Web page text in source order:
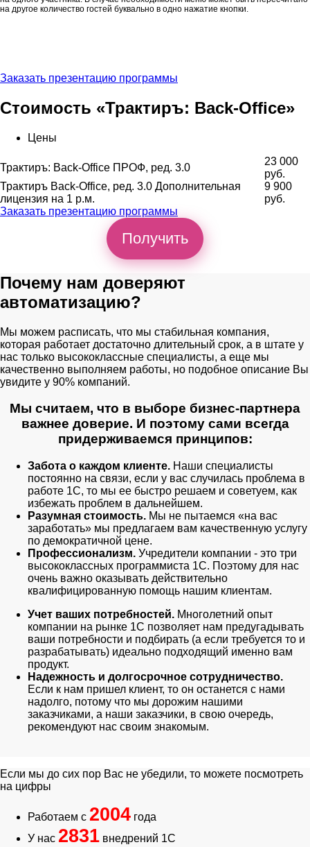
на другое количество гостей буквально в одно нажатие кнопки.
Заказать презентацию программы
Стоимость «Трактиръ: Back-Office»
Цены
Трактиръ: Back-Office ПРОФ, ред. 3.0
23 000
руб.
Трактиръ Back-Office, ред. 3.0 Дополнительная
лицензия на 1 р.м.
9 900
руб.
Заказать презентацию программы
Получить
Почему нам доверяют
автоматизацию?
Мы можем расписать, что мы стабильная компания,
которая работает достаточно длительный срок, а в штате у
нас только высококлассные специалисты, а еще мы
качественно выполняем работы, но подобное описание Вы
увидите у 90% компаний.
Мы считаем, что в выборе бизнес-партнера
важнее доверие. И поэтому сами всегда
придерживаемся принципов:
Забота о каждом клиенте. Наши специалисты
постоянно на связи, если у вас случилась проблема в
работе 1С, то мы ее быстро решаем и советуем, как
избежать проблем в дальнейшем.
Разумная стоимость. Мы не пытаемся «на вас
заработать» мы предлагаем вам качественную услугу
по демократичной цене.
Профессионализм. Учредители компании - это три
высококлассных программиста 1С. Поэтому для нас
очень важно оказывать действительно
квалифицированную помощь нашим клиентам.
Учет ваших потребностей. Многолетний опыт
компании на рынке 1С позволяет нам предугадывать
ваши потребности и подбирать (а если требуется то и
разрабатывать) идеально подходящий именно вам
продукт.
Надежность и долгосрочное сотрудничество.
Если к нам пришел клиент, то он останется с нами
надолго, потому что мы дорожим нашими
заказчиками, а наши заказчики, в свою очередь,
рекомендуют нас своим знакомым.
Если мы до сих пор Вас не убедили, то можете посмотреть
на цифры
Работаем с 2004 года
У нас 2831 внедрений 1С